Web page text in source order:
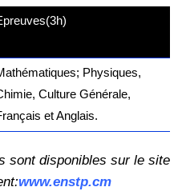
Physiques,
Culture Générale,
et Anglais.
sont disponibles sur le site
www.enstp.cm